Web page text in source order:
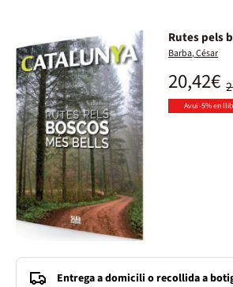
Rutes pels
Barba, César
20,42€
Avui -5% en
Entrega a domicili o recollida a